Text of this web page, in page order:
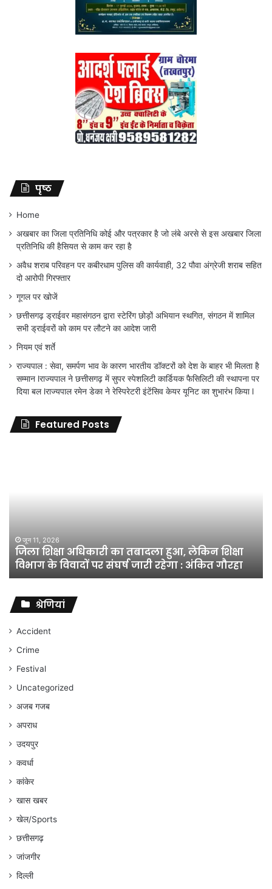
पृष्ठ
Home
अखबार का जिला प्रतिनिधि कोई और पत्रकार है जो लंबे अरसे से इस अखबार जिला
प्रतिनिधि की हैसियत से काम कर रहा है
अवैध शराब परिवहन पर कबीरधाम पुलिस की कार्यवाही, 32 पौवा अंग्रेजी शराब सहित
दो आरोपी गिरफ्तार
गूगल पर खोजें
छत्तीसगढ़ ड्राईवर महासंगठन द्वारा स्टेरिंग छोड़ों अभियान स्थगित, संगठन में शामिल
सभी ड्राईवरों को काम पर लौटने का आदेश जारी
नियम एवं शर्ते
राज्यपाल : सेवा, समर्पण भाव के कारण भारतीय डॉक्टरों को देश के बाहर भी मिलता है
सम्मान lराज्यपाल ने छत्तीसगढ़ में सुपर स्पेशलिटी कार्डियक फैसिलिटी की स्थापना पर
दिया बल lराज्यपाल रमेन डेका ने रेस्पिरेटरी इंटेंसिव केयर यूनिट का शुभारंभ किया l
Featured Posts
शिक्षा
विभाग
विवादों
संघर्ष
जारी
रहेगा
अंकित
गौरहा
जून 11, 2026
जिला शिक्षा अधिकारी का तबादला हुआ, लेकिन शिक्षा
विभाग के विवादों पर संघर्ष जारी रहेगा : अंकित गौरहा
श्रेणियां
Accident
Crime
Festival
Uncategorized
अजब गजब
अपराध
उदयपुर
कवर्धा
कांकेर
खास खबर
खेल/Sports
छत्तीसगढ़
जांजगीर
दिल्ली